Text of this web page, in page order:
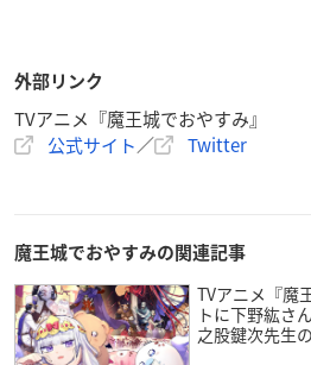
外部リンク
TVアニメ『魔王城でおやすみ』
公式サイト／ Twitter
魔王城でおやすみの関連記事
TVアニメ『魔
トに下野紘さ
之股鍵次先生